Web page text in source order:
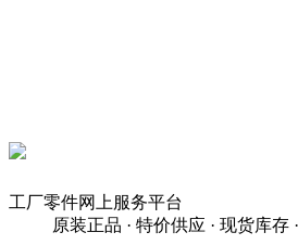
工厂零件网上服务平台
原装正品 · 特价供应 · 现货库存